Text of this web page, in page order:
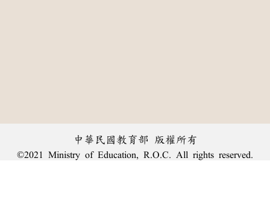
中華民國教育部 版權所有
©2021 Ministry of Education, R.O.C. All rights reserved.